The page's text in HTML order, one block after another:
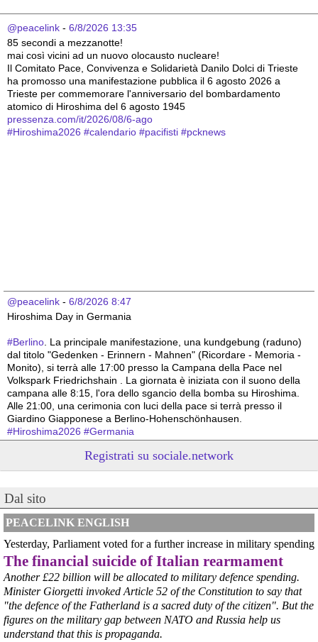
@peacelink - 6/8/2026 13:35
85 secondi a mezzanotte!
mai così vicini ad un nuovo olocausto nucleare!
Il Comitato Pace, Convivenza e Solidarietà Danilo Dolci di Trieste
ha promosso una manifestazione pubblica il 6 agosto 2026 a
Trieste per commemorare l'anniversario del bombardamento
atomico di Hiroshima del 6 agosto 1945
pressenza.com/it/2026/08/6-ago
#Hiroshima2026 #calendario #pacifisti #pcknews
@peacelink - 6/8/2026 8:47
Hiroshima Day in Germania
#Berlino . La principale manifestazione, una kundgebung (raduno)
dal titolo "Gedenken - Erinnern - Mahnen" (Ricordare - Memoria -
Monito), si terrà alle 17:00 presso la Campana della Pace nel
Volkspark Friedrichshain . La giornata è iniziata con il suono della
campana alle 8:15, l'ora dello sgancio della bomba su Hiroshima.
Alle 21:00, una cerimonia con luci della pace si terrà presso il
Giardino Giapponese a Berlino-Hohenschönhausen.
#Hiroshima2026 #Germania
6/8/2026 8:44
Hiroshima Day in Germania
articolato. La commemorazione ufficiale è iniziata alle 8:00 con una
cerimonia presso la Aegidienkirche , seguita da una meditazione
sonora e da una funzione multireligiosa per la pace nel pomeriggio.
In serata, la città ospiterà proiezioni di documentari al Neues
Rathaus e, alle 22:00, un suggestivo momento di ricordo con il
lancio di lanterne di carta sullo stagno Maschteich.
#
Hiroshima2026 Germania
@peacelink - 6/8/2026 8:42
In Germania le commemorazioni dell'81° anniversario di Hiroshima
sono numerose e capillari, coinvolgendo grandi città e piccole
comunità.
Registrati su sociale.network
Dal sito
PEACELINK ENGLISH
Yesterday, Parliament voted for a further increase in military spending
The financial suicide of Italian rearmament
Another £22 billion will be allocated to military defence spending.
Minister Giorgetti invoked Article 52 of the Constitution to say that
"the defence of the Fatherland is a sacred duty of the citizen". But the
figures on the military gap between NATO and Russia help us
understand that this is propaganda.